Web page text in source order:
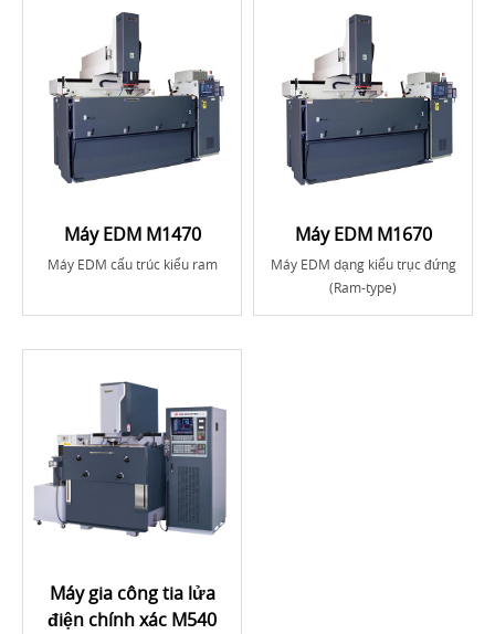
Máy EDM M1470
Máy EDM cấu trúc kiểu ram
Máy EDM M1670
Máy EDM dạng kiểu trục đứng
(Ram-type)
Máy gia công tia lửa
điện chính xác M540